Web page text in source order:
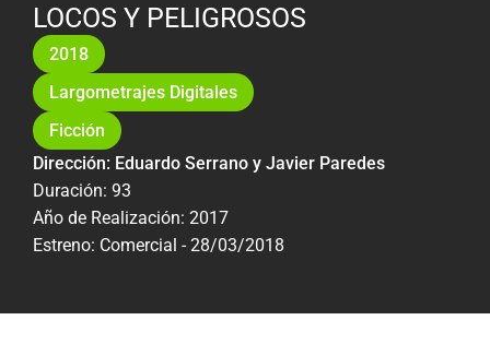
LOCOS Y PELIGROSOS
2018
Largometrajes Digitales
Ficción
Dirección: Eduardo Serrano y Javier Paredes
Duración: 93
Año de Realización: 2017
Estreno: Comercial - 28/03/2018